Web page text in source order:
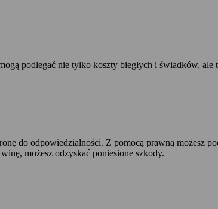
podlegać nie tylko koszty biegłych i świadków, ale
do odpowiedzialności. Z pomocą prawną możesz
możesz odzyskać poniesione szkody.